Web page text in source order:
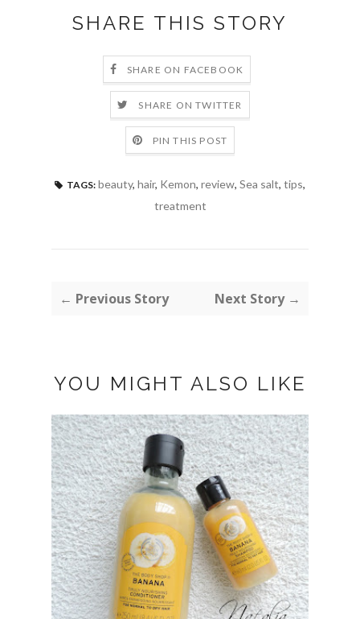
SHARE THIS STORY
SHARE ON FACEBOOK
SHARE ON TWITTER
PIN THIS POST
TAGS: beauty, hair, Kemon, review, Sea salt, tips,
treatment
← Previous Story Next Story →
YOU MIGHT ALSO LIKE